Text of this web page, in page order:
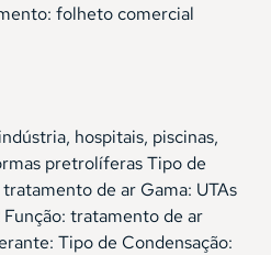
folheto comercial
hospitais, piscinas,
pretrolíferas Tipo de
de ar Gama: UTAs
tratamento de ar
Tipo de Condensação: